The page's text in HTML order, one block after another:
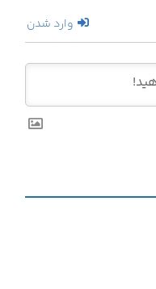
وارد شدن